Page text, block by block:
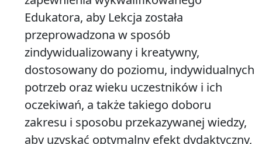
Edukatora, aby Lekcja została
przeprowadzona w sposób
zindywidualizowany i kreatywny,
dostosowany do poziomu, indywidualnych
potrzeb oraz wieku uczestników i ich
oczekiwań, a także takiego doboru
zakresu i sposobu przekazywanej wiedzy,
aby uzyskać optymalny efekt dydaktyczny,